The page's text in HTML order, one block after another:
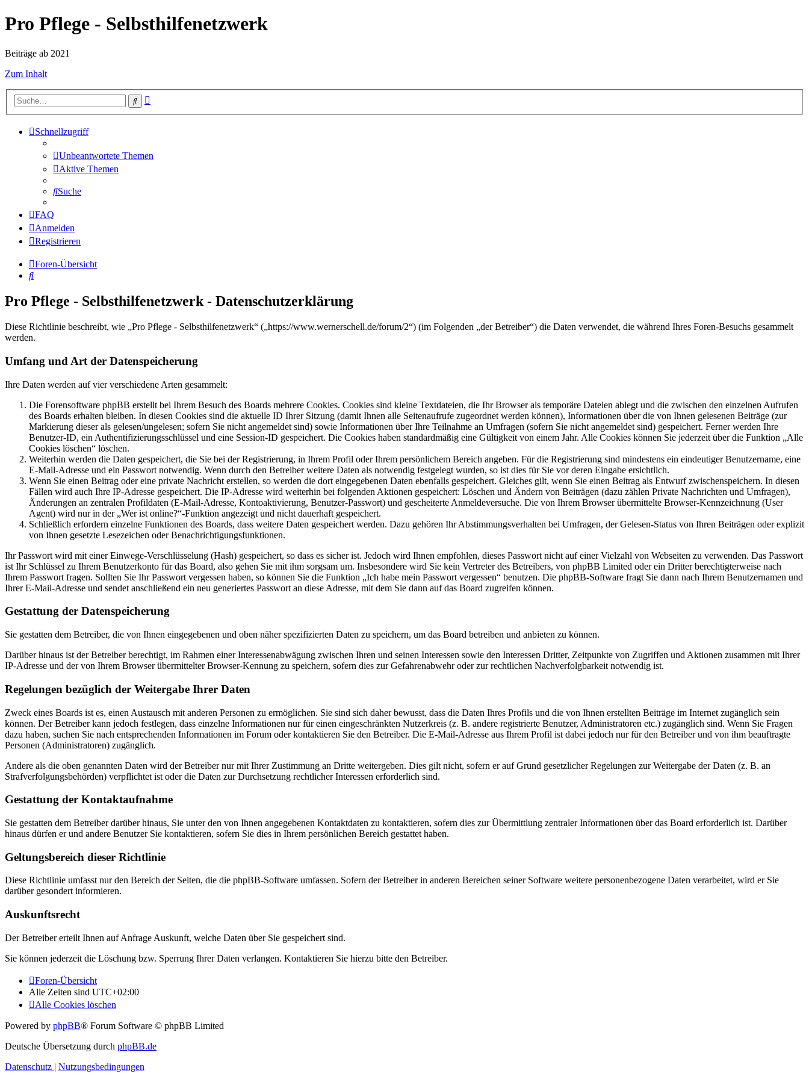
Pro Pflege - Selbsthilfenetzwerk
Beiträge ab 2021
Zum Inhalt
Suche
Schnellzugriff
Unbeantwortete Themen
Aktive Themen
Suche
FAQ
Anmelden
Registrieren
Foren-Übersicht
Suche
Pro Pflege - Selbsthilfenetzwerk - Datenschutzerklärung
Diese Richtlinie beschreibt, wie „Pro Pflege - Selbsthilfenetzwerk“ („https://www.wernerschell.de/forum/2“) (im Folgenden „der Betreiber“) die Daten verwendet, die während Ihres Foren-Besuchs gesammelt
werden.
Umfang und Art der Datenspeicherung
Ihre Daten werden auf vier verschiedene Arten gesammelt:
Die Forensoftware phpBB erstellt bei Ihrem Besuch des Boards mehrere Cookies. Cookies sind kleine Textdateien, die Ihr Browser als temporäre Dateien ablegt und die zwischen den einzelnen Aufrufen
des Boards erhalten bleiben. In diesen Cookies sind die aktuelle ID Ihrer Sitzung (damit Ihnen alle Seitenaufrufe zugeordnet werden können), Informationen über die von Ihnen gelesenen Beiträge (zur
Markierung dieser als gelesen/ungelesen; sofern Sie nicht angemeldet sind) sowie Informationen über Ihre Teilnahme an Umfragen (sofern Sie nicht angemeldet sind) gespeichert. Ferner werden Ihre
Benutzer-ID, ein Authentifizierungsschlüssel und eine Session-ID gespeichert. Die Cookies haben standardmäßig eine Gültigkeit von einem Jahr. Alle Cookies können Sie jederzeit über die Funktion „Alle
Cookies löschen“ löschen.
Weiterhin werden die Daten gespeichert, die Sie bei der Registrierung, in Ihrem Profil oder Ihrem persönlichem Bereich angeben. Für die Registrierung sind mindestens ein eindeutiger Benutzername, eine
E-Mail-Adresse und ein Passwort notwendig. Wenn durch den Betreiber weitere Daten als notwendig festgelegt wurden, so ist dies für Sie vor deren Eingabe ersichtlich.
Wenn Sie einen Beitrag oder eine private Nachricht erstellen, so werden die dort eingegebenen Daten ebenfalls gespeichert. Gleiches gilt, wenn Sie einen Beitrag als Entwurf zwischenspeichern. In diesen
Fällen wird auch Ihre IP-Adresse gespeichert. Die IP-Adresse wird weiterhin bei folgenden Aktionen gespeichert: Löschen und Ändern von Beiträgen (dazu zählen Private Nachrichten und Umfragen),
Änderungen an zentralen Profildaten (E-Mail-Adresse, Kontoaktivierung, Benutzer-Passwort) und gescheiterte Anmeldeversuche. Die von Ihrem Browser übermittelte Browser-Kennzeichnung (User
Agent) wird nur in der „Wer ist online?“-Funktion angezeigt und nicht dauerhaft gespeichert.
Schließlich erfordern einzelne Funktionen des Boards, dass weitere Daten gespeichert werden. Dazu gehören Ihr Abstimmungsverhalten bei Umfragen, der Gelesen-Status von Ihren Beiträgen oder explizit
von Ihnen gesetzte Lesezeichen oder Benachrichtigungsfunktionen.
Ihr Passwort wird mit einer Einwege-Verschlüsselung (Hash) gespeichert, so dass es sicher ist. Jedoch wird Ihnen empfohlen, dieses Passwort nicht auf einer Vielzahl von Webseiten zu verwenden. Das Passwort
ist Ihr Schlüssel zu Ihrem Benutzerkonto für das Board, also gehen Sie mit ihm sorgsam um. Insbesondere wird Sie kein Vertreter des Betreibers, von phpBB Limited oder ein Dritter berechtigterweise nach
Ihrem Passwort fragen. Sollten Sie Ihr Passwort vergessen haben, so können Sie die Funktion „Ich habe mein Passwort vergessen“ benutzen. Die phpBB-Software fragt Sie dann nach Ihrem Benutzernamen und
Ihrer E-Mail-Adresse und sendet anschließend ein neu generiertes Passwort an diese Adresse, mit dem Sie dann auf das Board zugreifen können.
Gestattung der Datenspeicherung
Sie gestatten dem Betreiber, die von Ihnen eingegebenen und oben näher spezifizierten Daten zu speichern, um das Board betreiben und anbieten zu können.
Darüber hinaus ist der Betreiber berechtigt, im Rahmen einer Interessenabwägung zwischen Ihren und seinen Interessen sowie den Interessen Dritter, Zeitpunkte von Zugriffen und Aktionen zusammen mit Ihrer
IP-Adresse und der von Ihrem Browser übermittelter Browser-Kennung zu speichern, sofern dies zur Gefahrenabwehr oder zur rechtlichen Nachverfolgbarkeit notwendig ist.
Regelungen bezüglich der Weitergabe Ihrer Daten
Zweck eines Boards ist es, einen Austausch mit anderen Personen zu ermöglichen. Sie sind sich daher bewusst, dass die Daten Ihres Profils und die von Ihnen erstellten Beiträge im Internet zugänglich sein
können. Der Betreiber kann jedoch festlegen, dass einzelne Informationen nur für einen eingeschränkten Nutzerkreis (z. B. andere registrierte Benutzer, Administratoren etc.) zugänglich sind. Wenn Sie Fragen
dazu haben, suchen Sie nach entsprechenden Informationen im Forum oder kontaktieren Sie den Betreiber. Die E-Mail-Adresse aus Ihrem Profil ist dabei jedoch nur für den Betreiber und von ihm beauftragte
Personen (Administratoren) zugänglich.
Andere als die oben genannten Daten wird der Betreiber nur mit Ihrer Zustimmung an Dritte weitergeben. Dies gilt nicht, sofern er auf Grund gesetzlicher Regelungen zur Weitergabe der Daten (z. B. an
Strafverfolgungsbehörden) verpflichtet ist oder die Daten zur Durchsetzung rechtlicher Interessen erforderlich sind.
Gestattung der Kontaktaufnahme
Sie gestatten dem Betreiber darüber hinaus, Sie unter den von Ihnen angegebenen Kontaktdaten zu kontaktieren, sofern dies zur Übermittlung zentraler Informationen über das Board erforderlich ist. Darüber
hinaus dürfen er und andere Benutzer Sie kontaktieren, sofern Sie dies in Ihrem persönlichen Bereich gestattet haben.
Geltungsbereich dieser Richtlinie
Diese Richtlinie umfasst nur den Bereich der Seiten, die die phpBB-Software umfassen. Sofern der Betreiber in anderen Bereichen seiner Software weitere personenbezogene Daten verarbeitet, wird er Sie
darüber gesondert informieren.
Auskunftsrecht
Der Betreiber erteilt Ihnen auf Anfrage Auskunft, welche Daten über Sie gespeichert sind.
Sie können jederzeit die Löschung bzw. Sperrung Ihrer Daten verlangen. Kontaktieren Sie hierzu bitte den Betreiber.
Foren-Übersicht
Alle Zeiten sind UTC+02:00
Alle Cookies löschen
Powered by phpBB® Forum Software © phpBB Limited
Deutsche Übersetzung durch phpBB.de
Datenschutz | Nutzungsbedingungen